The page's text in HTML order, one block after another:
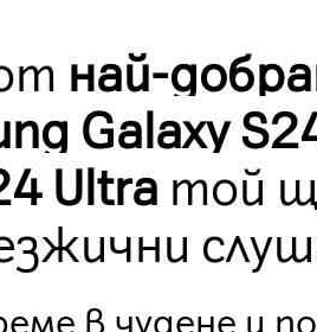
най-
Galaxy
Ultra той
в чудене и